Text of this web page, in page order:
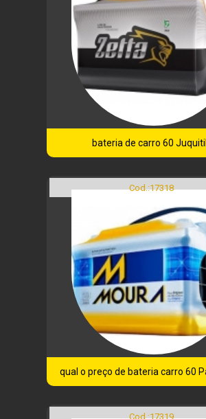
bateria de carro 60
Cod.:17318
qual o preço de bateria carro 60
Cod.:17319